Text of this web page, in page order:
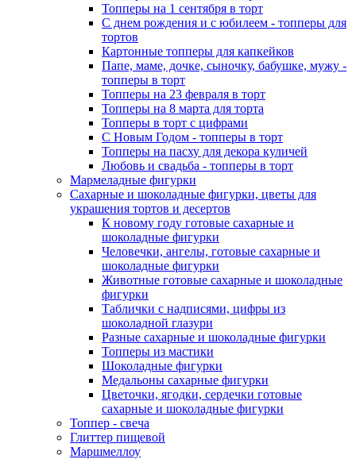
Топперы на 1 сентября в торт
С днем рождения и с юбилеем - топперы для
тортов
Картонные топперы для капкейков
Папе, маме, дочке, сыночку, бабушке, мужу -
топперы в торт
Топперы на 23 февраля в торт
Топперы на 8 марта для торта
Топперы в торт с цифрами
С Новым Годом - топперы в торт
Топперы на пасху для декора куличей
Любовь и свадьба - топперы в торт
Мармеладные фигурки
Сахарные и шоколадные фигурки, цветы для
украшения тортов и десертов
К новому году готовые сахарные и
шоколадные фигурки
Человечки, ангелы, готовые сахарные и
шоколадные фигурки
Животные готовые сахарные и шоколадные
фигурки
Таблички с надписями, цифры из
шоколадной глазури
Разные сахарные и шоколадные фигурки
Топперы из мастики
Шоколадные фигурки
Медальоны сахарные фигурки
Цветочки, ягодки, сердечки готовые
сахарные и шоколадные фигурки
Топпер - свеча
Глиттер пищевой
Маршмеллоу